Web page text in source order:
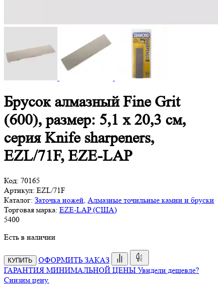
Брусок алмазный Fine Grit
(600), размер: 5,1 х 20,3 см,
серия Knife sharpeners,
EZL/71F, EZE-LAP
Код: 70165
Артикул: EZL/71F
Каталог: Заточка ножей Алмазные точильные камни и бруски
Торговая марка: EZE-LAP (США)
5400
Есть в наличии
КУПИТЬ
ОФОРМИТЬ ЗАКАЗ
ГАРАНТИЯ МИНИМАЛЬНОЙ ЦЕНЫ Увидели дешевле?
Снизим цену.